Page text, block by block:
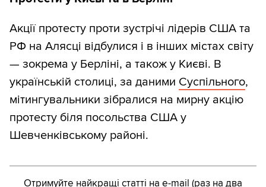
Акції протесту проти зустрічі лідерів США та
РФ на Алясці відбулися і в інших містах світу
— зокрема у Берліні, а також у Києві. В
українській столиці, за даними Суспільного,
мітингувальники зібралися на мирну акцію
протесту біля посольства США у
Шевченківському районі.
Отримуйте найкращі статті на e-mail (раз на два